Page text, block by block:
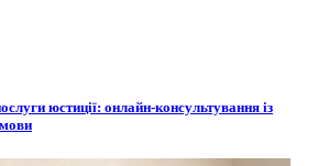
юстиції: онлайн-консультування із